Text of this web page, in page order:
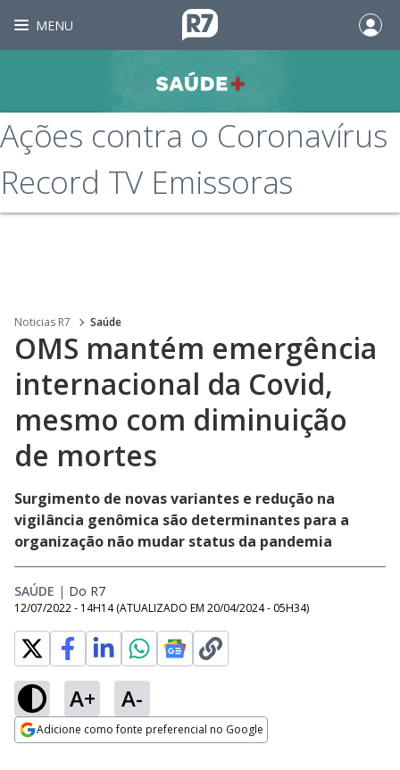
MENU
Ações contra o Coronavírus
Record TV Emissoras
Noticias R7 Saúde
OMS mantém emergência
internacional da Covid,
mesmo com diminuição
de mortes
Surgimento de novas variantes e redução na
vigilância genômica são determinantes para a
organização não mudar status da pandemia
SAÚDE | Do R7
12/07/2022 - 14H14 (ATUALIZADO EM 20/04/2024 - 05H34)
A+ A-
Adicione como fonte preferencial no Google